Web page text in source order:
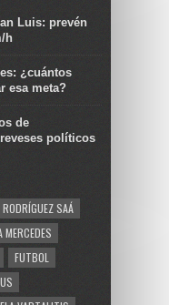
Luis: prevén
h
¿cuántos
esa meta?
de
políticos
RODRÍGUEZ SAÁ
MERCEDES
FUTBOL